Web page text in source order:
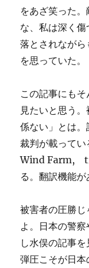
をあざ笑った
な、私は深く
落とされなが
を思っていた。
この記事にも
見たいと思う
係ない」とは
裁判が載って
Wind Farm,
る。翻訳機能が
被害者の圧勝
よ。日本の警
し水俣の記事
弾圧こそが日